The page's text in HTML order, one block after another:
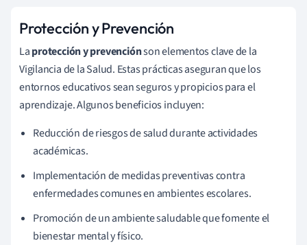
Protección y Prevención
Laprotección y prevenciónson elementos clave de la
Vigilancia de la Salud. Estas prácticas aseguran que los
entornos educativos sean seguros y propicios para el
aprendizaje. Algunos beneficios incluyen:
Reducción de riesgos de salud durante actividades
académicas.
Implementación de medidas preventivas contra
enfermedades comunes en ambientes escolares.
Promoción de un ambiente saludable que fomente el
bienestar mental y físico.